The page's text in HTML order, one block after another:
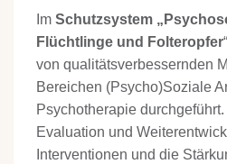
Im Schutzsystem
Flüchtlinge und Folteropfer
von qualitätsverbessernden
Bereichen (Psycho)Soziale
Psychotherapie
Evaluation und
Interventionen und die